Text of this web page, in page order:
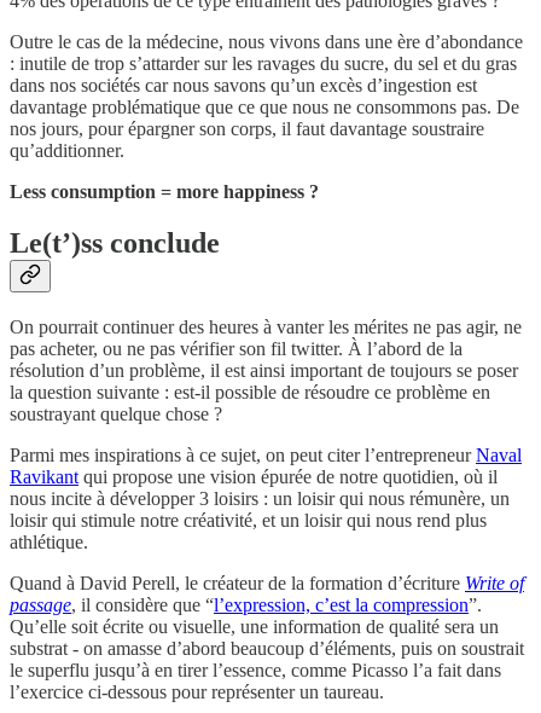
Outre le cas de la médecine, nous vivons dans une ère d’abondance
: inutile de trop s’attarder sur les ravages du sucre, du sel et du gras
dans nos sociétés car nous savons qu’un excès d’ingestion est
davantage problématique que ce que nous ne consommons pas. De
nos jours, pour épargner son corps, il faut davantage soustraire
qu’additionner.
Less consumption = more happiness ?
Le(t’)ss conclude
On pourrait continuer des heures à vanter les mérites ne pas agir, ne
pas acheter, ou ne pas vérifier son fil twitter. À l’abord de la
résolution d’un problème, il est ainsi important de toujours se poser
la question suivante : est-il possible de résoudre ce problème en
soustrayant quelque chose ?
Parmi mes inspirations à ce sujet, on peut citer l’entrepreneurNaval
Ravikant qui propose une vision épurée de notre quotidien, où il
nous incite à développer 3 loisirs : un loisir qui nous rémunère, un
loisir qui stimule notre créativité, et un loisir qui nous rend plus
athlétique.
Quand à David Perell, le créateur de la formation d’écriture Write of
passage, il considère que “l’expression, c’est la compression”.
Qu’elle soit écrite ou visuelle, une information de qualité sera un
substrat - on amasse d’abord beaucoup d’éléments, puis on soustrait
le superflu jusqu’à en tirer l’essence, comme Picasso l’a fait dans
l’exercice ci-dessous pour représenter un taureau.